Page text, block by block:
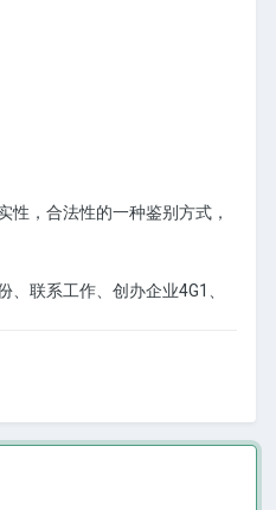
，合法性的一种鉴别方式，
联系工作、创办企业4G1、